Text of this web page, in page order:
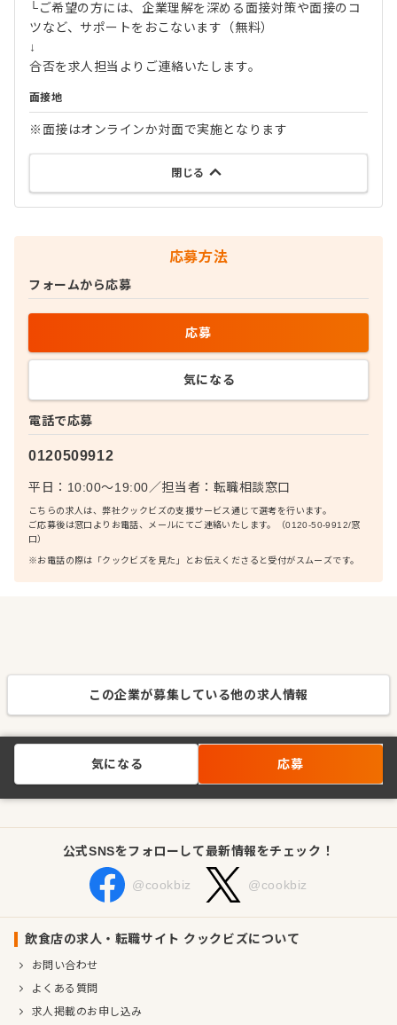
└ご希望の方には、企業理解を深める面接対策や面接のコ
ツなど、サポートをおこないます（無料）
↓
合否を求人担当よりご連絡いたします。
面接地
※面接はオンラインか対面で実施となります
閉じる
応募方法
電話で応募
0120509912
平日：10:00〜19:00／担当者： 転職相談窓口
こちらの求人は、弊社クックビズの支援サービス通じて選考を行います。
ご応募後は窓口よりお電話、メールにてご連絡いたします。（0120-50-9912/窓
口）
※お電話の際は「クックビズを見た」とお伝えくださると受付がスムーズです。
フォームから応募
応募
気になる
この企業が募集している他の求人情報
気になる 応募
公式SNSをフォローして最新情報をチェック！
@cookbiz @cookbiz
飲食店の求人・転職サイト クックビズについて
お問い合わせ
よくある質問
求人掲載のお申し込み